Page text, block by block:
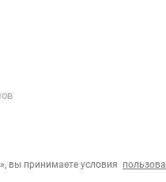
вы принимаете условия